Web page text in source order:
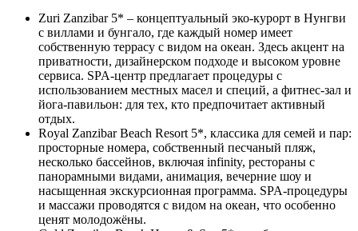
Zuri Zanzibar 5* – концептуальный эко-курорт в Нунгви
с виллами и бунгало, где каждый номер имеет
собственную террасу с видом на океан. Здесь акцент на
приватности, дизайнерском подходе и высоком уровне
сервиса. SPA-центр предлагает процедуры с
использованием местных масел и специй, а фитнес-зал и
йога-павильон: для тех, кто предпочитает активный
отдых.
Royal Zanzibar Beach Resort 5*, классика для семей и пар:
просторные номера, собственный песчаный пляж,
несколько бассейнов, включая infinity, рестораны с
панорамными видами, анимация, вечерние шоу и
насыщенная экскурсионная программа. SPA-процедуры
и массажи проводятся с видом на океан, что особенно
ценят молодожёны.